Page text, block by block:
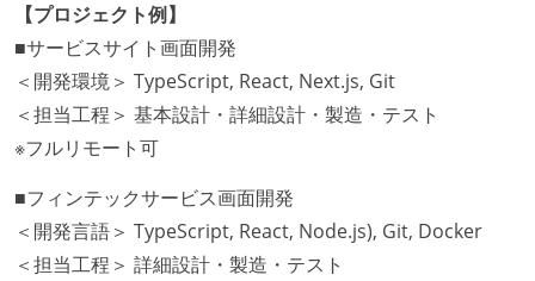
【プロジェクト例】
■サービスサイト画面開発
＜開発環境＞ TypeScript, React, Next.js, Git
＜担当工程＞ 基本設計・詳細設計・製造・テスト
※フルリモート可
■フィンテックサービス画面開発
＜開発言語＞ TypeScript, React, Node.js), Git, Docker
＜担当工程＞ 詳細設計・製造・テスト